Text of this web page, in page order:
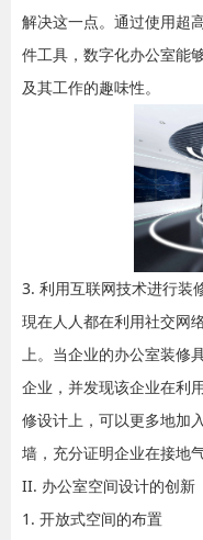
解决这一点。通过使用超
件工具，数字化办公室能
及其工作的趣味性。
3. 利用互联网技术进行装
現在人人都在利用社交网
上。当企业的办公室装修
企业，并发现该企业在利
修设计上，可以更多地加
墙，充分证明企业在接地
II. 办公室空间设计的创新
1. 开放式空间的布置